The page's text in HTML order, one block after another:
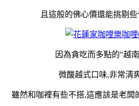
且這般的佛心價還能挑剔
因為貪吃而多點的"越
微酸越式口味,非常清
雖然和咖裡有些不搭,這應該是老闆